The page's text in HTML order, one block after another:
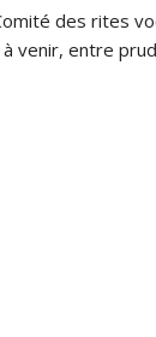
des rites
venir, entre